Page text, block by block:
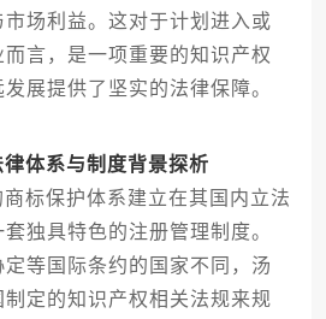
场利益。这对于计划进入或
言，是一项重要的知识产权
展提供了坚实的法律保障。
体系与制度背景探析
保护体系建立在其国内立法
独具特色的注册管理制度。
等国际条约的国家不同，汤
定的知识产权相关法规来规